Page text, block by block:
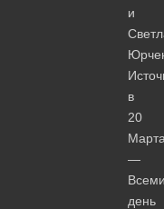
и
в
20
—
день